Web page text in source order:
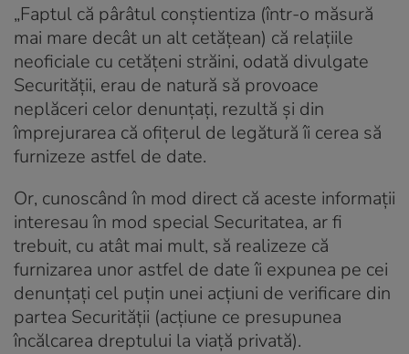
„Faptul că pârâtul conştientiza (într-o măsură
mai mare decât un alt cetățean) că relațiile
neoficiale cu cetăţeni străini, odată divulgate
Securităţii, erau de natură să provoace
neplăceri celor denunţaţi, rezultă şi din
împrejurarea că ofiţerul de legătură îi cerea să
furnizeze astfel de date.
Or, cunoscând în mod direct că aceste informaţii
interesau în mod special Securitatea, ar fi
trebuit, cu atât mai mult, să realizeze că
furnizarea unor astfel de date îi expunea pe cei
denunțați cel puțin unei acțiuni de verificare din
partea Securităţii (acţiune ce presupunea
încălcarea dreptului la viață privată).